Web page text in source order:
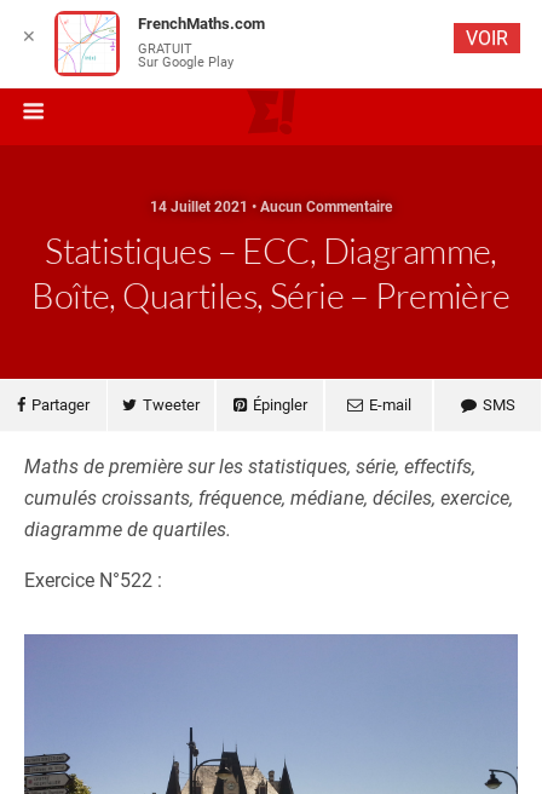
14 Juillet 2021 • Aucun Commentaire
Statistiques – ECC, Diagramme,
Boîte, Quartiles, Série – Première
Partager Tweeter Épingler E-mail SMS
Maths de première sur les statistiques, série, effectifs,
cumulés croissants, fréquence, médiane, déciles, exercice,
diagramme de quartiles.
Exercice N°522 :
✕
FrenchMaths.com
GRATUIT
Sur Google Play
VOIR